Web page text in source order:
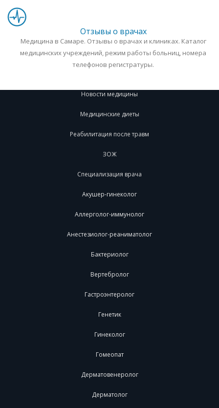
Отзывы о врачах
Медицина в Самаре. Отзывы о врачах и клиниках. Каталог
медицинских учреждений, режим работы больниц, номера
телефонов регистратуры.
Новости медицины
Медицинские диеты
Реабилитация после травм
ЗОЖ
Специализация врача
Акушер-гинеколог
Аллерголог-иммунолог
Анестезиолог-реаниматолог
Бактериолог
Вертебролог
Гастроэнтеролог
Генетик
Гинеколог
Гомеопат
Дерматовенеролог
Дерматолог